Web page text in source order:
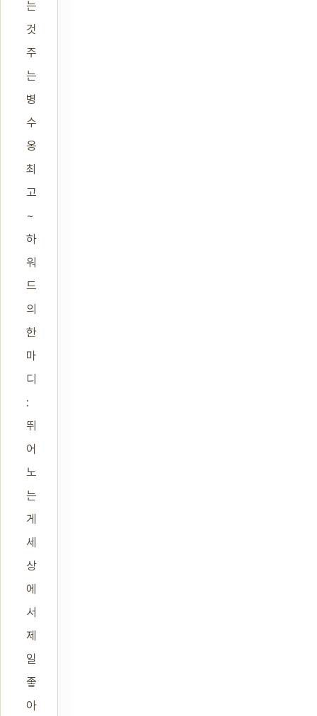
는
것
주
는
병
수
옹
최
고
~
하
워
드
의
한
마
디
:
뛰
어
노
는
게
세
상
에
서
제
일
좋
아